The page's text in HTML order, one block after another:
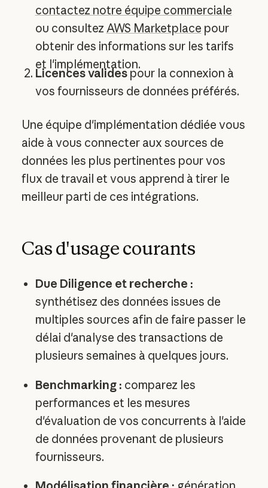
contactez notre équipe commerciale
ou consultez AWS Marketplace pour
obtenir des informations sur les tarifs
et l'implémentation.
Licences validespour la connexion à
vos fournisseurs de données préférés.
Une équipe d'implémentation dédiée vous
aide à vous connecter aux sources de
données les plus pertinentes pour vos
flux de travail et vous apprend à tirer le
meilleur parti de ces intégrations.
Cas d'usage courants
Due Diligence et recherche :
synthétisez des données issues de
multiples sources afin de faire passer le
délai d'analyse des transactions de
plusieurs semaines à quelques jours.
Benchmarking : comparez les
performances et les mesures
d'évaluation de vos concurrents à l'aide
de données provenant de plusieurs
fournisseurs.